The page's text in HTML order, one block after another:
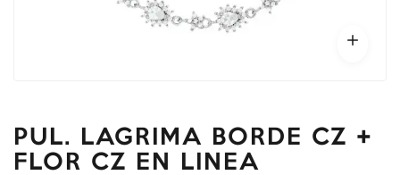
PUL. LAGRIMA BORDE CZ +
FLOR CZ EN LINEA